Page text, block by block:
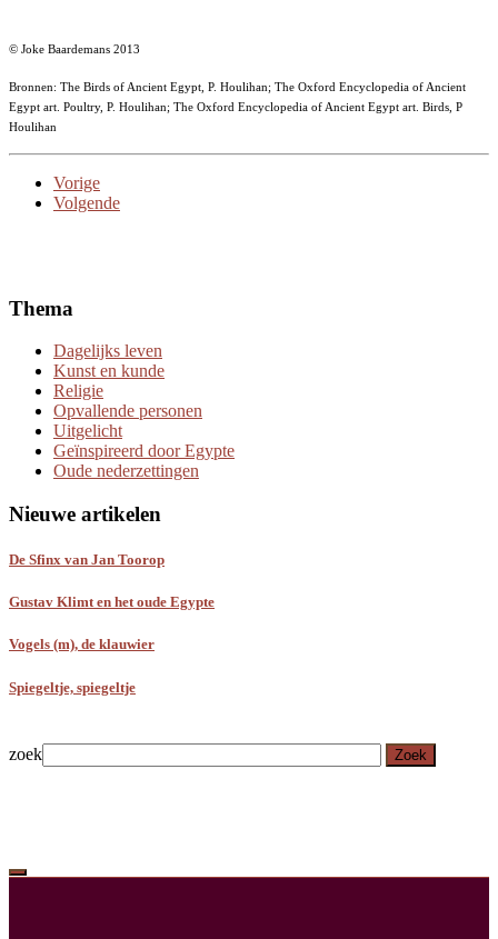
© Joke Baardemans 2013
Bronnen: The Birds of Ancient Egypt, P. Houlihan; The Oxford Encyclopedia of Ancient
Egypt art. Poultry, P. Houlihan; The Oxford Encyclopedia of Ancient Egypt art. Birds, P
Houlihan
Vorige
Volgende
Thema
Dagelijks leven
Kunst en kunde
Religie
Opvallende personen
Uitgelicht
Geïnspireerd door Egypte
Oude nederzettingen
Nieuwe artikelen
De Sfinx van Jan Toorop
Gustav Klimt en het oude Egypte
Vogels (m), de klauwier
Spiegeltje, spiegeltje
zoek Zoek